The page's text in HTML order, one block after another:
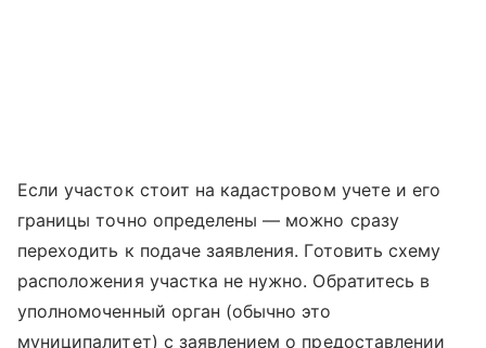
Если участок стоит на кадастровом учете и его
границы точно определены — можно сразу
переходить к подаче заявления. Готовить схему
расположения участка не нужно. Обратитесь в
уполномоченный орган (обычно это
муниципалитет) с заявлением о предоставлении